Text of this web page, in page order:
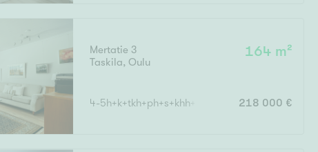
Mertatie 3
Taskila, Oulu
164 m²
4-5h+k+tkh+ph+s+khh+2xwc+parveke+terassi/
218 000 €